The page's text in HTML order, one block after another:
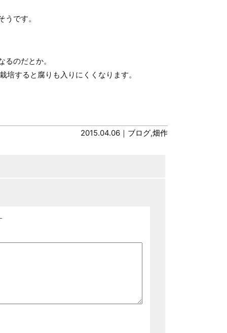
です。
のだとか。
すると腐りも入りにくくなります。
2015.04.06｜ ブログ,畑作